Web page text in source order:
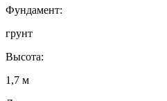
Фундамент:
грунт
Высота:
1,7 м